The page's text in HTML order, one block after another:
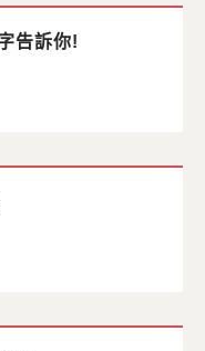
告訴你!